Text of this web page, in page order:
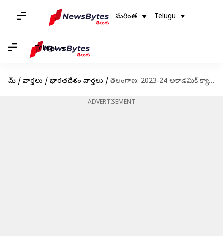
మరింత Telugu
Telugu
హోమ్ / వార్తలు / భారతదేశం వార్తలు / తెలంగాణ: 2023-24 అకాడమిక్ క్యాలెండర్‌ రిలీజ్.. జూన్ 12 నుంచి కొత్త అకాడమిక్ ఇయర్
ADVERTISEMENT